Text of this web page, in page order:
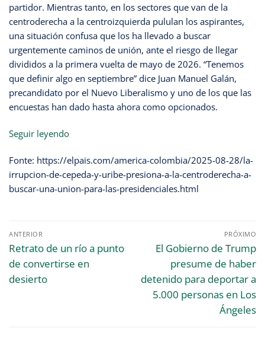
partidor. Mientras tanto, en los sectores que van de la
centroderecha a la centroizquierda pululan los aspirantes,
una situación confusa que los ha llevado a buscar
urgentemente caminos de unión, ante el riesgo de llegar
divididos a la primera vuelta de mayo de 2026. “Tenemos
que definir algo en septiembre” dice Juan Manuel Galán,
precandidato por el Nuevo Liberalismo y uno de los que las
encuestas han dado hasta ahora como opcionados.
Seguir leyendo
Fonte: https://elpais.com/america-colombia/2025-08-28/la-
irrupcion-de-cepeda-y-uribe-presiona-a-la-centroderecha-a-
buscar-una-union-para-las-presidenciales.html
ANTERIOR
Retrato de un río a punto
de convertirse en
desierto
PRÓXIMO
El Gobierno de Trump
presume de haber
detenido para deportar a
5.000 personas en Los
Ángeles